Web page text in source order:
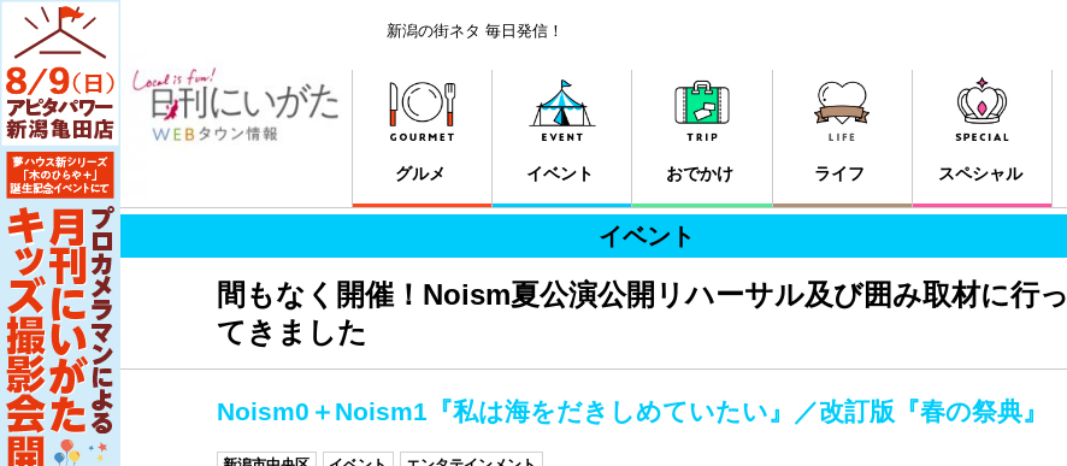
新潟の街ネタ 毎日発信！
グルメ イベント おでかけ ライフ スペシャル
イベント
間もなく開催！Noism夏公演公開リハーサル及び囲み取材に行っ
てきました
Noism0＋Noism1『私は海をだきしめていたい』／改訂版『春の祭典』